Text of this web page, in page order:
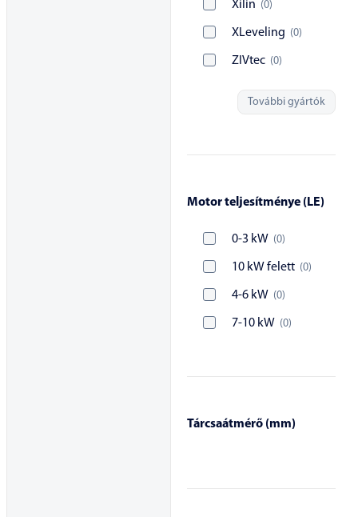
Xilin (0)
XLeveling (0)
ZIVtec (0)
További gyártók
Motor teljesítménye (LE)
0-3 kW (0)
10 kW felett (0)
4-6 kW (0)
7-10 kW (0)
Tárcsaátmérő (mm)